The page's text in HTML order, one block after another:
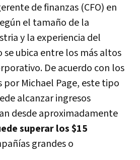
de finanzas (CFO) en
el tamaño de la
y la experiencia del
ubica entre los más altos
De acuerdo con los
por Michael Page, este tipo
alcanzar ingresos
desde aproximadamente
superar los$15
grandes o